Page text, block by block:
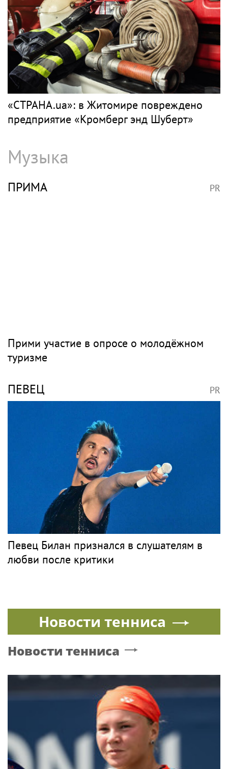
«СТРАНА.ua»: в Житомире повреждено
предприятие «Кромберг энд Шуберт»
Музыка
ПРИМА PR
Прими участие в опросе о молодёжном
туризме
ПЕВЕЦ PR
Певец Билан признался в слушателям в
любви после критики
Новости тенниса
Новости тенниса